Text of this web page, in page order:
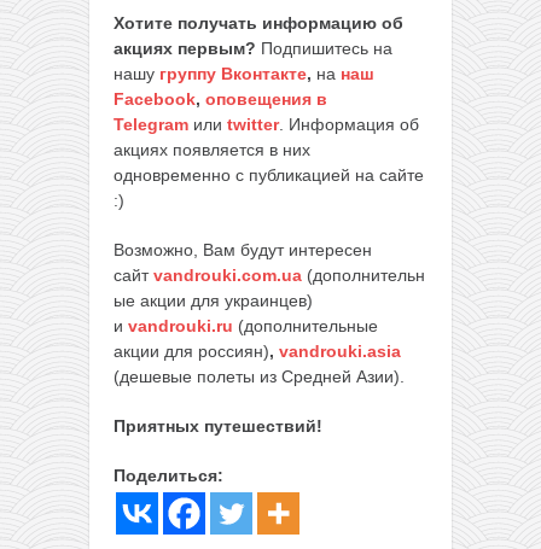
Хотите получать информацию об
акциях первым? Подпишитесь на
нашу группу Вконтакте, на наш
Facebook, оповещения в
Telegram или twitter. Информация об
акциях появляется в них
одновременно с публикацией на сайте
:)
Возможно, Вам будут интересен
сайтvandrouki.com.ua (дополнительн
ые акции для украинцев)
и vandrouki.ru (дополнительные
акции для россиян), vandrouki.asia
(дешевые полеты из Средней Азии).
Приятных путешествий!
Поделиться: